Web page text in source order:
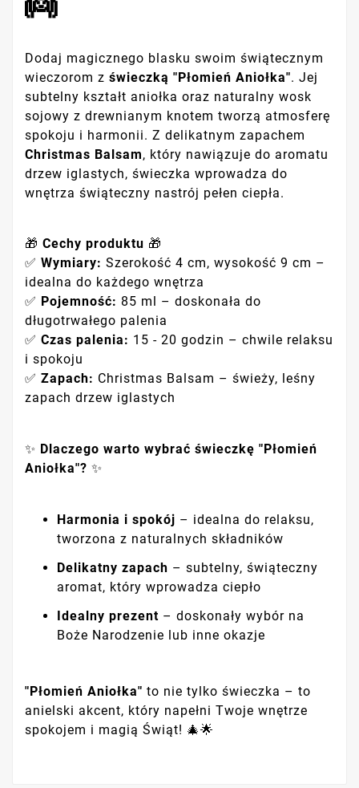
Dodaj magicznego blasku swoim świątecznym
wieczorom z świeczką "Płomień Aniołka". Jej
subtelny kształt aniołka oraz naturalny wosk
sojowy z drewnianym knotem tworzą atmosferę
spokoju i harmonii. Z delikatnym zapachem
Christmas Balsam, który nawiązuje do aromatu
drzew iglastych, świeczka wprowadza do
wnętrza świąteczny nastrój pełen ciepła.
🎁 Cechy produktu 🎁
✅ Wymiary: Szerokość 4 cm, wysokość 9 cm –
idealna do każdego wnętrza
✅ Pojemność: 85 ml – doskonała do
długotrwałego palenia
✅ Czas palenia: 15 - 20 godzin – chwile relaksu
i spokoju
✅ Zapach: Christmas Balsam – świeży, leśny
zapach drzew iglastych
✨ Dlaczego warto wybrać świeczkę "Płomień
Aniołka"? ✨
Harmonia i spokój – idealna do relaksu,
tworzona z naturalnych składników
Delikatny zapach – subtelny, świąteczny
aromat, który wprowadza ciepło
Idealny prezent – doskonały wybór na
Boże Narodzenie lub inne okazje
"Płomień Aniołka" to nie tylko świeczka – to
anielski akcent, który napełni Twoje wnętrze
spokojem i magią Świąt! 🎄🌟